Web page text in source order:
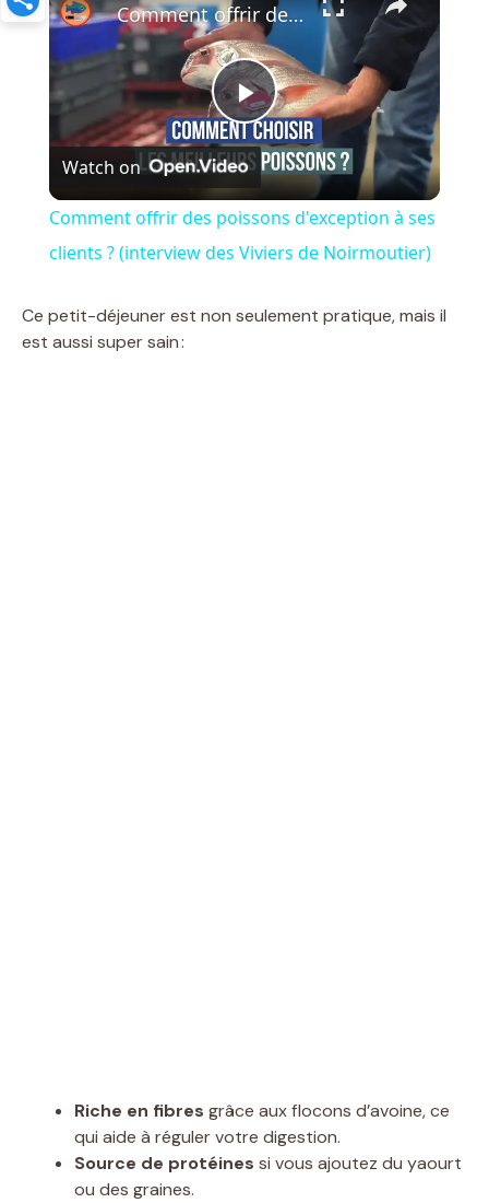
P
l
a
y
Comment offrir des poissons d'exception à ses clients ? (interview des Viviers de Noirmoutier)
Watch on
Comment offrir des poissons d'exception à ses
clients ? (interview des Viviers de Noirmoutier)
Ce petit-déjeuner est non seulement pratique, mais il
est aussi super sain :
Riche en fibres grâce aux flocons d’avoine, ce
qui aide à réguler votre digestion.
Source de protéines si vous ajoutez du yaourt
ou des graines.